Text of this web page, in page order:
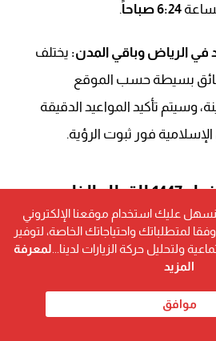
6:24 صباحاً .
في الرياض وباقي المدن: يختلف
بسيطة حسب الموقع
وسيتم تأكيد المواعيد الدقيقة
فور ثبوت الرؤية.
تفاصيل إجازة عيد الفطر 1447 للقطاع الخاص
لجميع القطاعات للاحتفال بهذه
عليك استخدام موقعنا الإلكتروني
لمتطلباتك واحتياجاتك الخاصة، لتوفير
ولتحليل حركة الزيارات لدينا... لمعرفة
المزيد
موافق